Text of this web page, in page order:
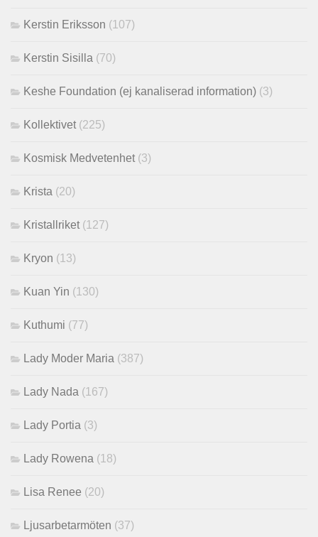
Kerstin Eriksson (107)
Kerstin Sisilla (70)
Keshe Foundation (ej kanaliserad information) (3)
Kollektivet (225)
Kosmisk Medvetenhet (3)
Krista (20)
Kristallriket (127)
Kryon (13)
Kuan Yin (130)
Kuthumi (77)
Lady Moder Maria (387)
Lady Nada (167)
Lady Portia (3)
Lady Rowena (18)
Lisa Renee (20)
Ljusarbetarmöten (37)